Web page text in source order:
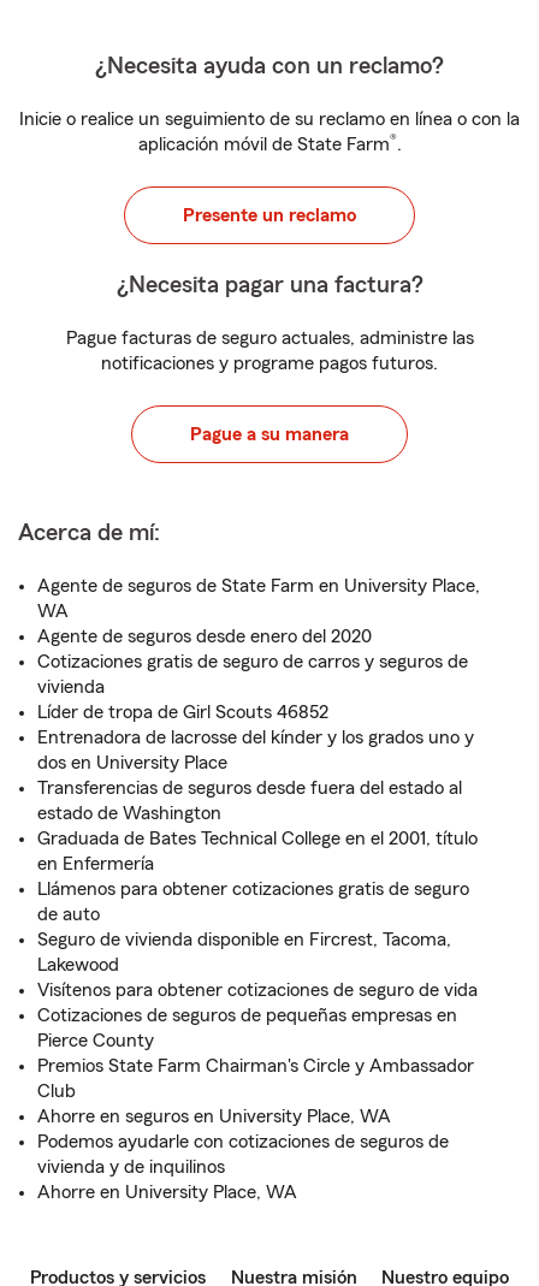
¿Necesita ayuda con un reclamo?
Inicie o realice un seguimiento de su reclamo en línea o con la
aplicación móvil de State Farm®.
Presente un reclamo
¿Necesita pagar una factura?
Pague facturas de seguro actuales, administre las
notificaciones y programe pagos futuros.
Pague a su manera
Acerca de mí:
Agente de seguros de State Farm en University Place,
WA
Agente de seguros desde enero del 2020
Cotizaciones gratis de seguro de carros y seguros de
vivienda
Líder de tropa de Girl Scouts 46852
Entrenadora de lacrosse del kínder y los grados uno y
dos en University Place
Transferencias de seguros desde fuera del estado al
estado de Washington
Graduada de Bates Technical College en el 2001, título
en Enfermería
Llámenos para obtener cotizaciones gratis de seguro
de auto
Seguro de vivienda disponible en Fircrest, Tacoma,
Lakewood
Visítenos para obtener cotizaciones de seguro de vida
Cotizaciones de seguros de pequeñas empresas en
Pierce County
Premios State Farm Chairman's Circle y Ambassador
Club
Ahorre en seguros en University Place, WA
Podemos ayudarle con cotizaciones de seguros de
vivienda y de inquilinos
Ahorre en University Place, WA
Productos y servicios Nuestra misión Nuestro equipo